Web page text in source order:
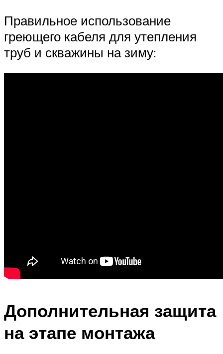
Правильное использование
греющего кабеля для утепления
труб и скважины на зиму:
Дополнительная защита
на этапе монтажа